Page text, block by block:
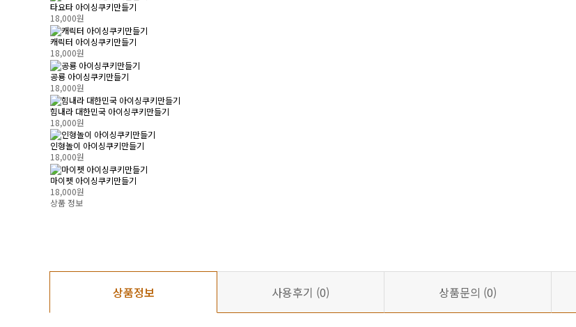
타요타 아이싱쿠키만들기
18,000원
캐릭터 아이싱쿠키만들기
18,000원
공룡 아이싱쿠키만들기
18,000원
힘내라 대한민국 아이싱쿠키만들기
18,000원
인형놀이 아이싱쿠키만들기
18,000원
마이펫 아이싱쿠키만들기
18,000원
상품 정보
상품정보 사용후기 (0) 상품문의 (0)